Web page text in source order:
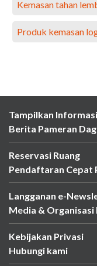
Kemasan tahan
Produk kemasan
Tampilkan Informasi
Berita Pameran
Reservasi Ruang
Pendaftaran Cepat
Langganan e-
Media & Organisasi
Kebijakan Privasi
Hubungi kami